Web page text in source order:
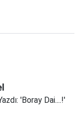
'Boray Dai....!'